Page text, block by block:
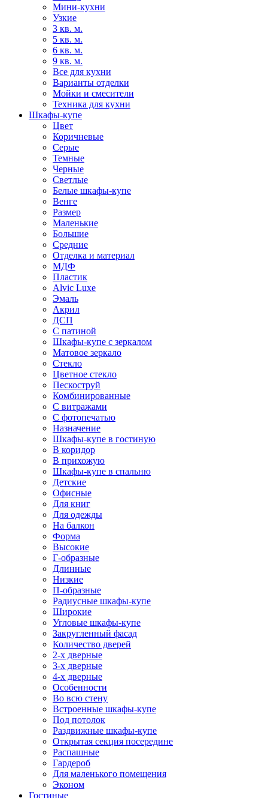
Мини-кухни
Узкие
3 кв. м.
5 кв. м.
6 кв. м.
9 кв. м.
Все для кухни
Варианты отделки
Мойки и смесители
Техника для кухни
Шкафы-купе
Цвет
Коричневые
Серые
Темные
Черные
Светлые
Белые шкафы-купе
Венге
Размер
Маленькие
Большие
Средние
Отделка и материал
МДФ
Пластик
Alvic Luxe
Эмаль
Акрил
ДСП
С патиной
Шкафы-купе с зеркалом
Матовое зеркало
Стекло
Цветное стекло
Пескоструй
Комбинированные
С витражами
С фотопечатью
Назначение
Шкафы-купе в гостиную
В коридор
В прихожую
Шкафы-купе в спальню
Детские
Офисные
Для книг
Для одежды
На балкон
Форма
Высокие
Г-образные
Длинные
Низкие
П-образные
Радиусные шкафы-купе
Широкие
Угловые шкафы-купе
Закругленный фасад
Количество дверей
2-х дверные
3-х дверные
4-х дверные
Особенности
Во всю стену
Встроенные шкафы-купе
Под потолок
Раздвижные шкафы-купе
Открытая секция посередине
Распашные
Гардероб
Для маленького помещения
Эконом
Гостиные